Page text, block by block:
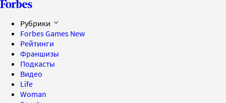
Рубрики
Forbes Games New
Рейтинги
Франшизы
Подкасты
Видео
Life
Woman